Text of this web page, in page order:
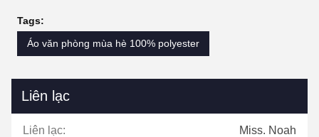
Tags:
Áo văn phòng mùa hè 100% polyester
Liên lạc
Liên lạc: Miss. Noah